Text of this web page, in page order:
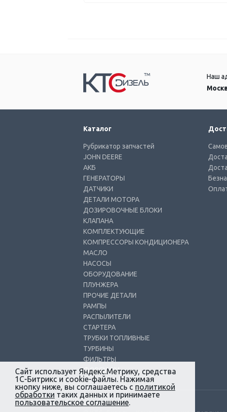
Наш
Каталог
Рубрикатор запчастей
JOHN DEERE
АКБ
ГЕНЕРАТОРЫ
ДАТЧИКИ
ДЕТАЛИ МОТОРА
ДОЗИРОВОЧНЫЕ БЛОКИ
КЛАПАНА
КОМПЛЕКТУЮЩИЕ
КОМПРЕССОРЫ КОНДИЦИОНЕРА
МАСЛО
НАСОСЫ
ОБОРУДОВАНИЕ
ПЛУНЖЕРА
ПРОЧИЕ ДЕТАЛИ
РАМПЫ
РАСПЫЛИТЕЛИ
СТАРТЕРА
ТРУБКИ ТОПЛИВНЫЕ
ТУРБИНЫ
ФИЛЬТРЫ
ФОРСУНКИ
Сайт использует Яндекс.Метрику, средства
1С-Битрикс и cookie-файлы. Нажимая
кнопку ниже, вы соглашаетесь с политикой
обработки таких данных и принимаете
пользовательское соглашение.